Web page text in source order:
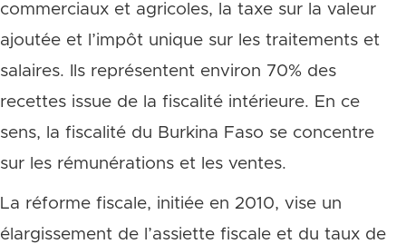
commerciaux et agricoles, la taxe sur la valeur
ajoutée et l’impôt unique sur les traitements et
salaires. Ils représentent environ 70% des
recettes issue de la fiscalité intérieure. En ce
sens, la fiscalité du Burkina Faso se concentre
sur les rémunérations et les ventes.
La réforme fiscale, initiée en 2010, vise un
élargissement de l’assiette fiscale et du taux de